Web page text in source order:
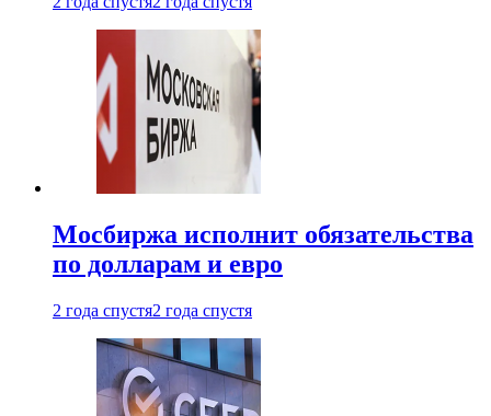
Мосбиржа исполнит обязательства
по долларам и евро
2 года спустя2 года спустя